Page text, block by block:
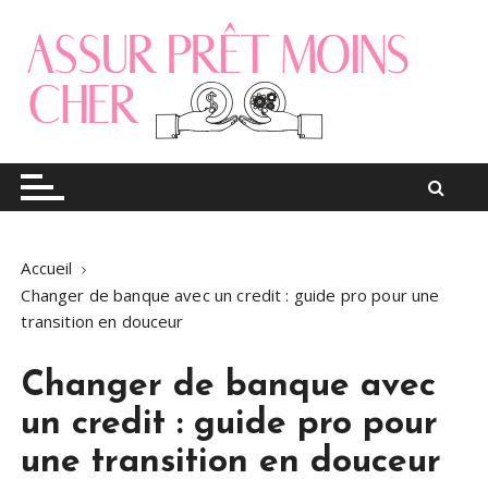
Assur pret moins cher
Le blog finance
Accueil
Changer de banque avec un credit : guide pro pour une
transition en douceur
Changer de banque avec
un credit : guide pro pour
une transition en douceur